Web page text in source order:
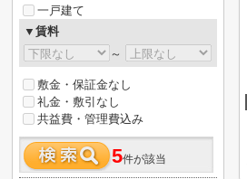
一戸建て
▼賃料
～
敷金・保証金なし
礼金・敷引なし
共益費・管理費込み
5件が該当